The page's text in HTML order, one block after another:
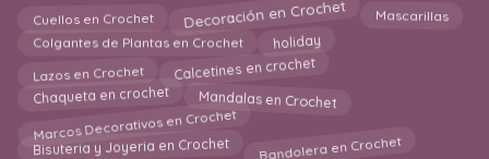
Cuellos en Crochet Decoración en Crochet Mascarillas
Colgantes de Plantas en Crochet holiday
Lazos en Crochet Calcetines en crochet
Chaqueta en crochet Mandalas en Crochet
Marcos Decorativos en Crochet
Bisuteria y Joyeria en Crochet Bandolera en Crochet